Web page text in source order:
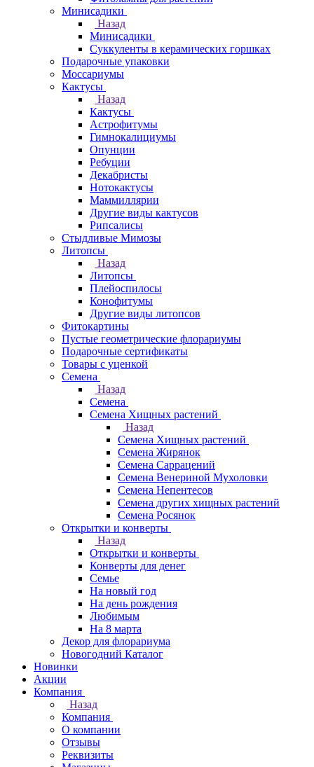
Минисадики
Назад
Минисадики
Суккуленты в керамических горшках
Подарочные упаковки
Моссариумы
Кактусы
Назад
Кактусы
Астрофитумы
Гимнокалициумы
Опунции
Ребуции
Декабристы
Нотокактусы
Маммиллярии
Другие виды кактусов
Рипсалисы
Стыдливые Мимозы
Литопсы
Назад
Литопсы
Плейоспилосы
Конофитумы
Другие виды литопсов
Фитокартины
Пустые геометрические флорариумы
Подарочные сертификаты
Товары с уценкой
Семена
Назад
Семена
Семена Хищных растений
Назад
Семена Хищных растений
Семена Жирянок
Семена Саррацений
Семена Венериной Мухоловки
Семена Непентесов
Семена других хищных растений
Семена Росянок
Открытки и конверты
Назад
Открытки и конверты
Конверты для денег
Семье
На новый год
На день рождения
Любимым
На 8 марта
Декор для флорариума
Новогодний Каталог
Новинки
Акции
Компания
Назад
Компания
О компании
Отзывы
Реквизиты